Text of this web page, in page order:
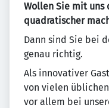
Wollen Sie mit uns
quadratischer
Dann sind Sie bei
genau richtig.
Als innovativer
von vielen
vor allem bei